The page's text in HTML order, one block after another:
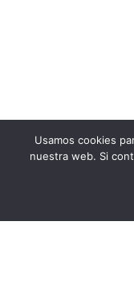
Usamos cookies
nuestra web. Si